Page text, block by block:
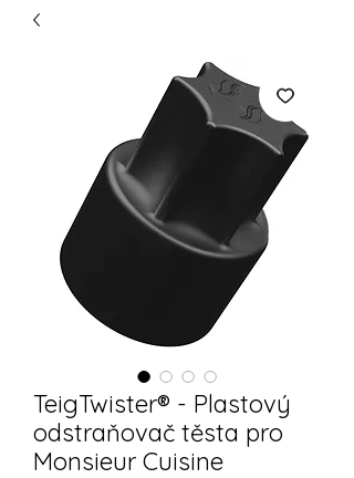
TeigTwister® - Plastový
odstraňovač těsta pro
Monsieur Cuisine